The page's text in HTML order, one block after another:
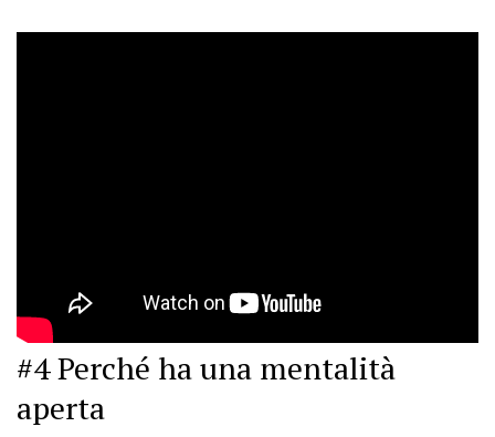
#4 Perché ha una mentalità
aperta